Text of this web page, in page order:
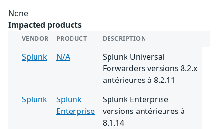
None
Impacted products
VENDOR PRODUCT DESCRIPTION
Splunk N/A
Splunk Universal
Forwarders versions 8.2.x
antérieures à 8.2.11
Splunk
Splunk
Enterprise
Splunk Enterprise
versions antérieures à
8.1.14